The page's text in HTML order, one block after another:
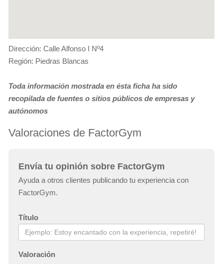
Dirección: Calle Alfonso I Nº4
Región: Piedras Blancas
Toda información mostrada en ésta ficha ha sido
recopilada de fuentes o sitios públicos de empresas y
autónomos
Valoraciones de FactorGym
Envía tu opinión sobre FactorGym
Ayuda a otros clientes publicando tu experiencia con
FactorGym.
Título
Valoración